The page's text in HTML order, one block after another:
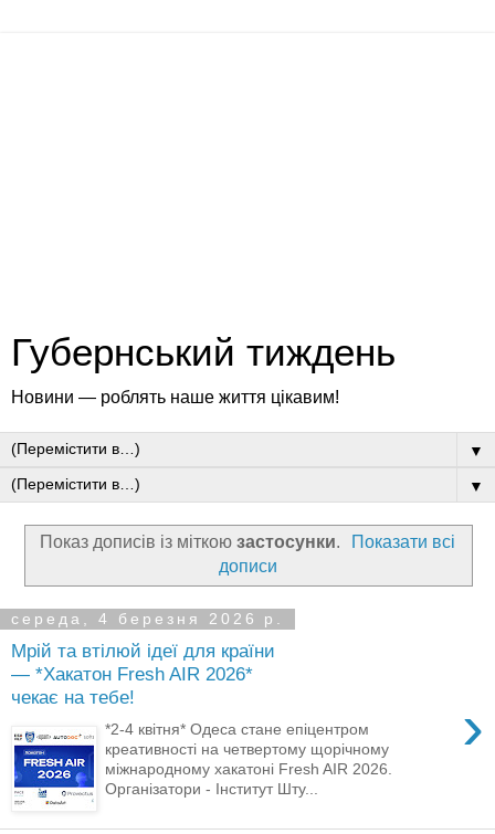
Губернський тиждень
Новини — роблять наше життя цікавим!
▼
▼
Показ дописів із міткою застосунки.
Показати всі
дописи
середа, 4 березня 2026 р.
Мрій та втілюй ідеї для країни
— *Хакатон Fresh AIR 2026*
чекає на тебе!
›
*2-4 квітня* Одеса стане епіцентром
креативності на четвертому щорічному
міжнародному хакатоні Fresh AIR 2026.
Організатори - Інститут Шту...